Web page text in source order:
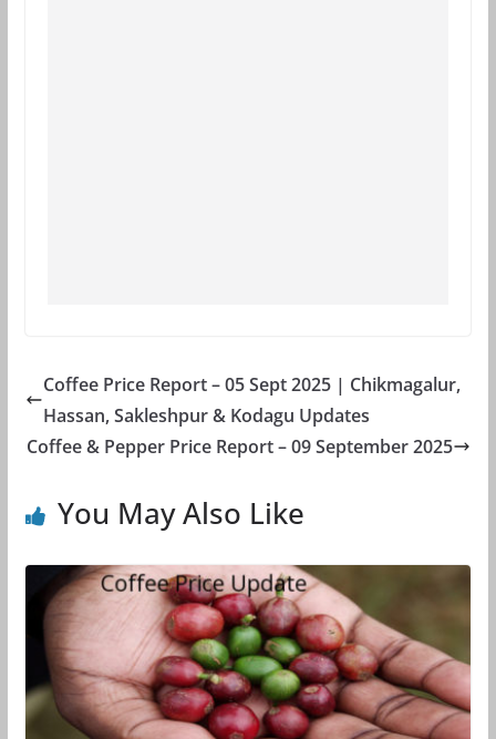
Coffee Price Report – 05 Sept 2025 | Chikmagalur,
Hassan, Sakleshpur & Kodagu Updates
Coffee & Pepper Price Report – 09 September 2025
You May Also Like